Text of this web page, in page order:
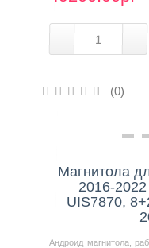
(0)
Магнитола
2016-
UIS7870,
Андроид магнитола,